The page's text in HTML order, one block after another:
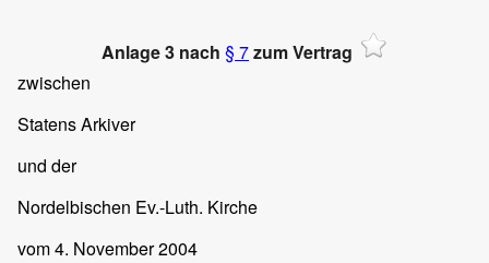
Anlage 3 nach § 7zum Vertrag
zwischen
Statens Arkiver
und der
Nordelbischen Ev.-Luth. Kirche
vom 4. November 2004